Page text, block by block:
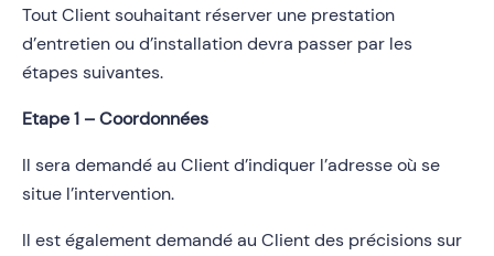
Tout Client souhaitant réserver une prestation
d’entretien ou d’installation devra passer par les
étapes suivantes.
Etape 1 – Coordonnées
Il sera demandé au Client d’indiquer l’adresse où se
situe l’intervention.
Il est également demandé au Client des précisions sur